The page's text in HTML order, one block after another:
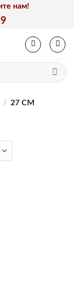
нам!
/ 27 СМ